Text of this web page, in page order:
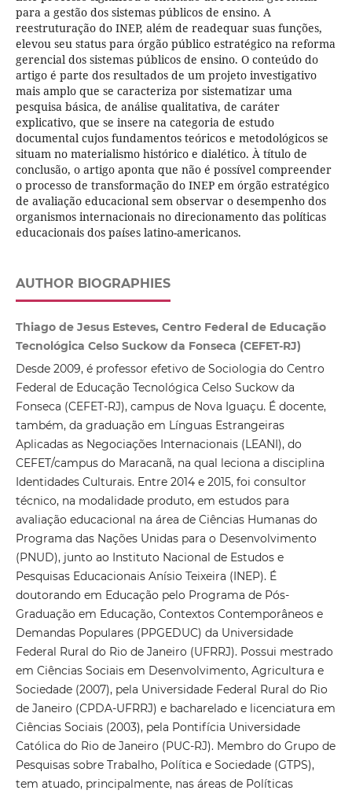
para a gestão dos sistemas públicos de ensino. A
reestruturação do INEP, além de readequar suas funções,
elevou seu status para órgão público estratégico na reforma
gerencial dos sistemas públicos de ensino. O conteúdo do
artigo é parte dos resultados de um projeto investigativo
mais amplo que se caracteriza por sistematizar uma
pesquisa básica, de análise qualitativa, de caráter
explicativo, que se insere na categoria de estudo
documental cujos fundamentos teóricos e metodológicos se
situam no materialismo histórico e dialético. À título de
conclusão, o artigo aponta que não é possível compreender
o processo de transformação do INEP em órgão estratégico
de avaliação educacional sem observar o desempenho dos
organismos internacionais no direcionamento das políticas
educacionais dos países latino-americanos.
AUTHOR BIOGRAPHIES
Thiago de Jesus Esteves, Centro Federal de Educação
Tecnológica Celso Suckow da Fonseca (CEFET-RJ)
Desde 2009, é professor efetivo de Sociologia do Centro
Federal de Educação Tecnológica Celso Suckow da
Fonseca (CEFET-RJ), campus de Nova Iguaçu. É docente,
também, da graduação em Línguas Estrangeiras
Aplicadas as Negociações Internacionais (LEANI), do
CEFET/campus do Maracanã, na qual leciona a disciplina
Identidades Culturais. Entre 2014 e 2015, foi consultor
técnico, na modalidade produto, em estudos para
avaliação educacional na área de Ciências Humanas do
Programa das Nações Unidas para o Desenvolvimento
(PNUD), junto ao Instituto Nacional de Estudos e
Pesquisas Educacionais Anísio Teixeira (INEP). É
doutorando em Educação pelo Programa de Pós-
Graduação em Educação, Contextos Contemporâneos e
Demandas Populares (PPGEDUC) da Universidade
Federal Rural do Rio de Janeiro (UFRRJ). Possui mestrado
em Ciências Sociais em Desenvolvimento, Agricultura e
Sociedade (2007), pela Universidade Federal Rural do Rio
de Janeiro (CPDA-UFRRJ) e bacharelado e licenciatura em
Ciências Sociais (2003), pela Pontifícia Universidade
Católica do Rio de Janeiro (PUC-RJ). Membro do Grupo de
Pesquisas sobre Trabalho, Política e Sociedade (GTPS),
tem atuado, principalmente, nas áreas de Políticas